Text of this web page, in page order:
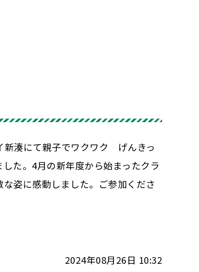
新湊にて親子でワクワク げんきっ
た。4月の新年度から始まったクラ
姿に感動しました。ご参加くださ
2024年08月26日 10:32